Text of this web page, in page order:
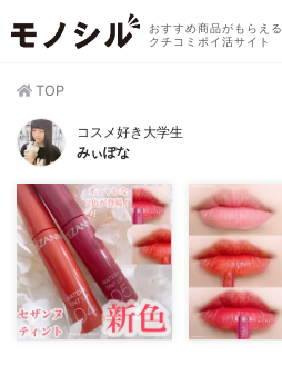
おすすめ商品がもらえる
クチコミポイ活サイト
TOP
コスメ好き大学生
みぃぽな